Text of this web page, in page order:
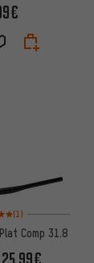
: 5 sur 5
(1)
Comp 31.8